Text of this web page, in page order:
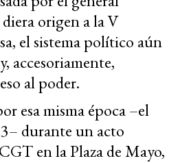
origen a la V
el sistema político aún
accesoriamente,
al poder.
esa misma época –el
durante un acto
en la Plaza de Mayo,